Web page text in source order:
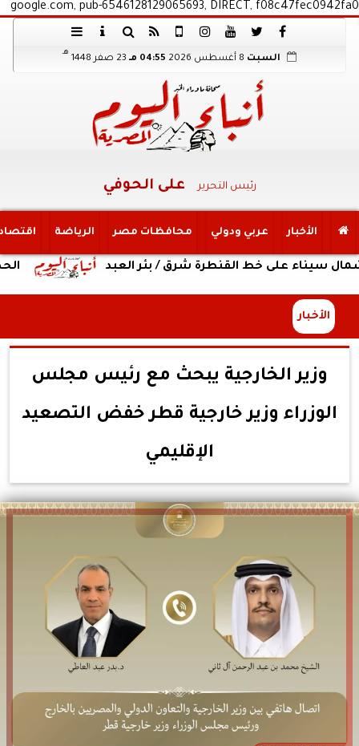
google.com, pub-6546128129065693, DIRECT, f08c47fec0942fa0
السبت 04:55 مـ 23 صفر 1448
هـ
رئيس التحرير على الحوفي
الأخبار عربي ودولي محافظات مصر الرياضة
الحصاد على خط القنطرة شرق / بئر العبد
الأخبار
وزير الخارجية يبحث مع رئيس مجلس
الوزراء وزير خارجية قطر خفض التصعيد
الإقليمي